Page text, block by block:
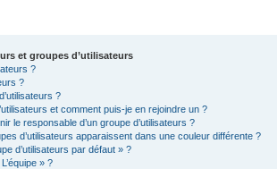
et groupes d’utilisateurs
?
?
?
et comment puis-je en rejoindre un ?
le responsable d’un groupe d’utilisateurs ?
d’utilisateurs apparaissent dans une couleur différente ?
d’utilisateurs par défaut » ?
» ?